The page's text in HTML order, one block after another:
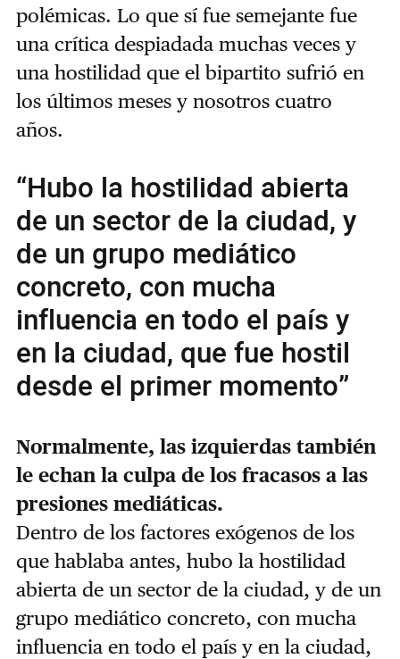
polémicas. Lo que sí fue semejante fue
una crítica despiadada muchas veces y
una hostilidad que el bipartito sufrió en
los últimos meses y nosotros cuatro
años.
“Hubo la hostilidad abierta
de un sector de la ciudad, y
de un grupo mediático
concreto, con mucha
influencia en todo el país y
en la ciudad, que fue hostil
desde el primer momento”
Normalmente, las izquierdas también
le echan la culpa de los fracasos a las
presiones mediáticas.
Dentro de los factores exógenos de los
que hablaba antes, hubo la hostilidad
abierta de un sector de la ciudad, y de un
grupo mediático concreto, con mucha
influencia en todo el país y en la ciudad,